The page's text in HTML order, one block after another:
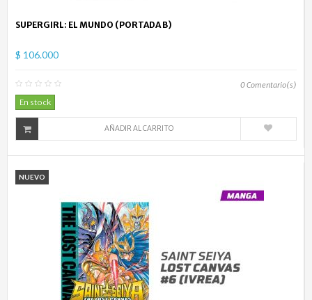
SUPERGIRL: EL MUNDO (PORTADA B)
$ 106.000
0Comentario(s)
En stock
AÑADIR AL CARRITO
NUEVO